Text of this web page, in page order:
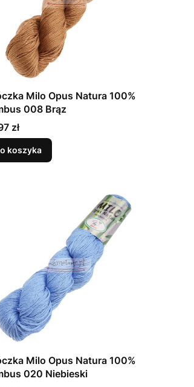
Milo Opus Natura 100%
008 Brąz
zł
koszyka
Milo Opus Natura 100%
020 Niebieski